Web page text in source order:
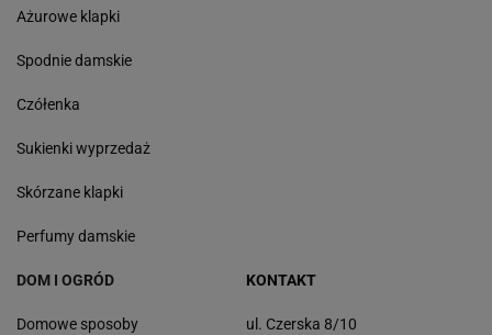
Ażurowe klapki
Spodnie damskie
Czółenka
Sukienki wyprzedaż
Skórzane klapki
Perfumy damskie
DOM I OGRÓD
Domowe sposoby
KONTAKT
ul. Czerska 8/10